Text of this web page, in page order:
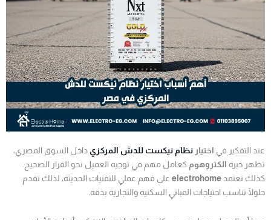
عند التفكير في اختيار نظام نيكست للدش المركزي داخل السوق المصري،
تظهر خبرة الكتروهوم كعامل مهم في توجيه العميل نحو القرار الصحيح.
كذلك تعتمد electrohome على فهم عملي للتقنيات الحديثة، لذلك تقدم
حلولًا تناسب احتياجات المباني السكنية والتجارية بدقة.